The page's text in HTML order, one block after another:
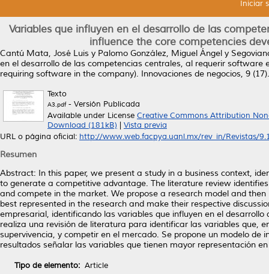
Iniciar
Variables que influyen en el desarrollo de las
influence the core competencies
Cantú Mata, José Luis y Palomo González, Miguel Ángel y
en el desarrollo de las competencias centrales, al requerir
requiring software in the company). Innovaciones de negocios, 9
Texto
A3.pdf- Versión Publicada
Available under License Creative Commons Attribution
Download (181kB)
Vista previa
URL o página oficial: http://www.web.facpya.uanl.mx/rev_in/Revistas/
Resumen
Abstract: In this paper, we present a study in a business context,
to generate a competitive advantage. The literature review
and compete in the market. We propose a research model and
best represented in the research and make their respective
empresarial, identificando las variables que influyen en el
realiza una revisión de literatura para identificar las variables que,
supervivencia, y competir en el mercado. Se propone un modelo
resultados señalar las variables que tienen mayor representación
Tipo de elemento: Article